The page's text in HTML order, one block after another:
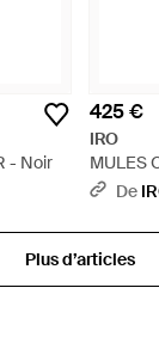
- Noir
425 €
IRO
MULES
NoirDe
Plus d’articles